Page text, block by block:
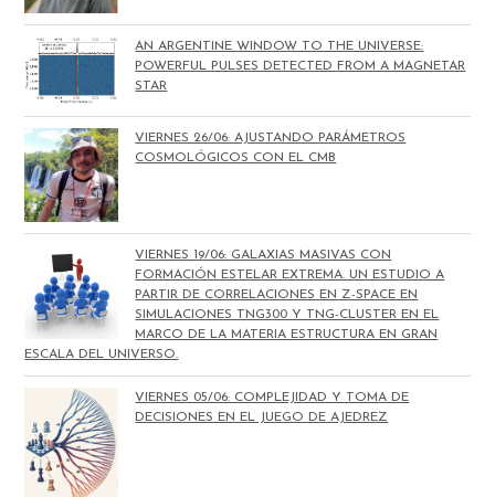
AN ARGENTINE WINDOW TO THE UNIVERSE:
POWERFUL PULSES DETECTED FROM A MAGNETAR
STAR
VIERNES 26/06: AJUSTANDO PARÁMETROS
COSMOLÓGICOS CON EL CMB
VIERNES 19/06: GALAXIAS MASIVAS CON
FORMACIÓN ESTELAR EXTREMA. UN ESTUDIO A
PARTIR DE CORRELACIONES EN Z-SPACE EN
SIMULACIONES TNG300 Y TNG-CLUSTER EN EL
MARCO DE LA MATERIA ESTRUCTURA EN GRAN
ESCALA DEL UNIVERSO.
VIERNES 05/06: COMPLEJIDAD Y TOMA DE
DECISIONES EN EL JUEGO DE AJEDREZ